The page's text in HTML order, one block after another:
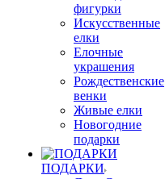
фигурки
Искусственные
елки
Елочные
украшения
Рождественские
венки
Живые елки
Новогодние
подарки
ПОДАРКИ